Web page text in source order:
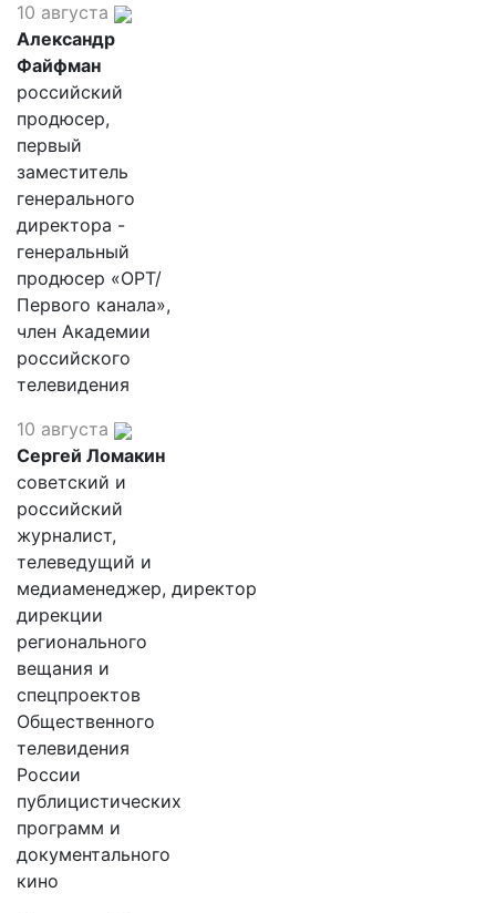
10 августа
Александр
Файфман
российский
продюсер,
первый
заместитель
генерального
директора -
генеральный
продюсер «ОРТ/
Первого канала»,
член Академии
российского
телевидения
10 августа
Сергей Ломакин
советский и
российский
журналист,
телеведущий и
медиаменеджер, директор
дирекции
регионального
вещания и
спецпроектов
Общественного
телевидения
России
публицистических
программ и
документального
кино